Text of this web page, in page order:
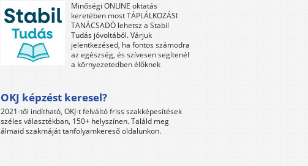
Minőségi ONLINE oktatás
keretében most TÁPLÁLKOZÁSI
TANÁCSADÓ lehetsz a Stabil
Tudás jóvoltából. Várjuk
jelentkezésed, ha fontos számodra
az egészség, és szívesen segítenél
a környezetedben élőknek
OKJ képzést keresel?
2021-től indítható, OKJ-t felváltó friss szakképesítések
széles választékban, 150+ helyszínen. Találd meg
álmaid szakmáját tanfolyamkereső oldalunkon.